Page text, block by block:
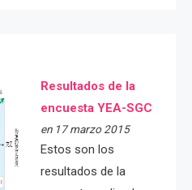
Resultados de la
encuesta YEA-SGC
en 17 marzo 2015
Estos son los
resultados de la